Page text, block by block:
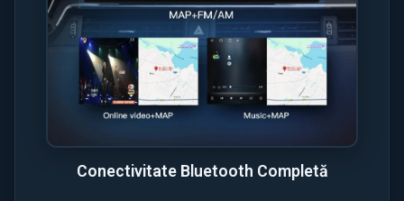
Conectivitate Bluetooth Completă